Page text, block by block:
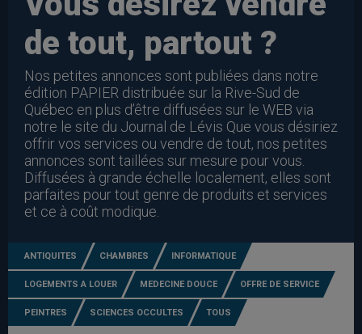
de tout, partout ?
Nos petites annonces sont publiées dans notre
édition PAPIER distribuée sur la Rive-Sud de
Québec en plus d’être diffusées sur le WEB via
notre le site du Journal de Lévis Que vous désiriez
offrir vos services ou vendre de tout, nos petites
annonces sont taillées sur mesure pour vous.
Diffusées à grande échelle localement, elles sont
parfaites pour tout genre de produits et services
et ce à coût modique.
ANTIQUITES CHAMBRES INFORMATIQUE
LOGEMENTS A LOUER MEDECINE DOUCE OFFRE DE SERVICE
PEINTRES SCIENCES OCCULTES TOUS